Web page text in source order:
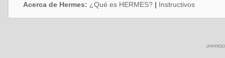
Acerca de Hermes: ¿Qué es HERMES? | Instructivos